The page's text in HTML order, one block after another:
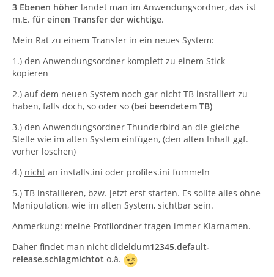
3 Ebenen höher landet man im Anwendungsordner, das ist
m.E. für einen Transfer der wichtige.
Mein Rat zu einem Transfer in ein neues System:
1.) den Anwendungsordner komplett zu einem Stick
kopieren
2.) auf dem neuen System noch gar nicht TB installiert zu
haben, falls doch, so oder so (bei beendetem TB)
3.) den Anwendungsordner Thunderbird an die gleiche
Stelle wie im alten System einfügen, (den alten Inhalt ggf.
vorher löschen)
4.) nicht an installs.ini oder profiles.ini fummeln
5.) TB installieren, bzw. jetzt erst starten. Es sollte alles ohne
Manipulation, wie im alten System, sichtbar sein.
Anmerkung: meine Profilordner tragen immer Klarnamen.
Daher findet man nicht dideldum12345.default-
release.schlagmichtot o.ä.